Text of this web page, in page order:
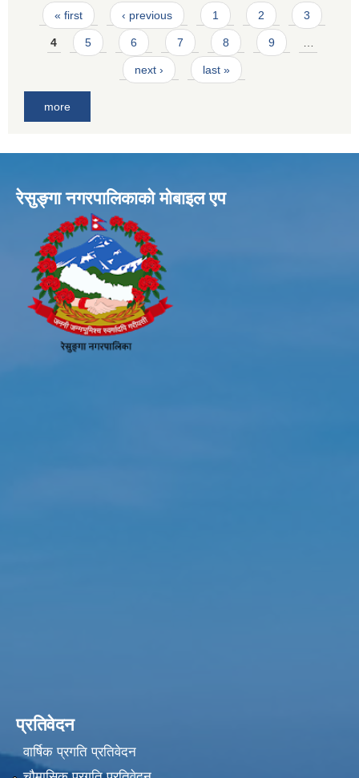
Pages
« first ‹ previous 1 2 3
4 5 6 7 8 9
next › last »
more
रेसुङ्गा नगरपालिकाकाे माेबाइल एप
प्रतिवेदन
वार्षिक प्रगति प्रतिवेदन